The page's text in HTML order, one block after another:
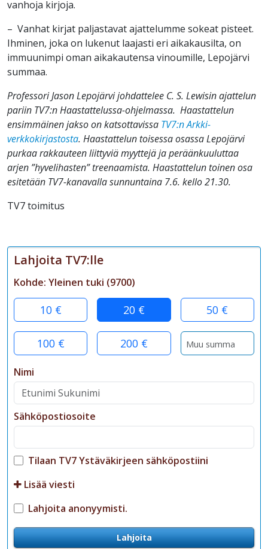
vanhoja kirjoja.
– Vanhat kirjat paljastavat ajattelumme sokeat pisteet.
Ihminen, joka on lukenut laajasti eri aikakausilta, on
immuunimpi oman aikakautensa vinoumille, Lepojärvi
summaa.
Professori Jason Lepojärvi johdattelee C. S. Lewisin ajattelun
pariin TV7:n Haastattelussa-ohjelmassa. Haastattelun
ensimmäinen jakso on katsottavissa TV7:n Arkki-
verkkokirjastosta. Haastattelun toisessa osassa Lepojärvi
purkaa rakkauteen liittyviä myyttejä ja peräänkuuluttaa
arjen ”hyvelihasten” treenaamista. Haastattelun toinen osa
esitetään TV7-kanavalla sunnuntaina 7.6. kello 21.30.
TV7 toimitus
Lahjoita TV7:lle
Kohde: Yleinen tuki (9700)
10 € 20 € 50 €
100 € 200 €
Nimi
Sähköpostiosoite
Tilaan TV7 Ystäväkirjeen sähköpostiini
Lisää viesti
Lahjoita anonyymisti.
Lahjoita